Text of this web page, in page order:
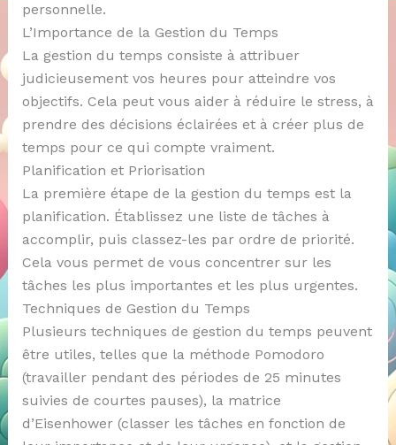
personnelle.
L’Importance de la Gestion du Temps
La gestion du temps consiste à attribuer
judicieusement vos heures pour atteindre vos
objectifs. Cela peut vous aider à réduire le stress, à
prendre des décisions éclairées et à créer plus de
temps pour ce qui compte vraiment.
Planification et Priorisation
La première étape de la gestion du temps est la
planification. Établissez une liste de tâches à
accomplir, puis classez-les par ordre de priorité.
Cela vous permet de vous concentrer sur les
tâches les plus importantes et les plus urgentes.
Techniques de Gestion du Temps
Plusieurs techniques de gestion du temps peuvent
être utiles, telles que la méthode Pomodoro
(travailler pendant des périodes de 25 minutes
suivies de courtes pauses), la matrice
d’Eisenhower (classer les tâches en fonction de